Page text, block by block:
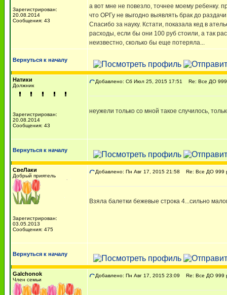
Зарегистрирован:
20.08.2014
Сообщения: 43
а вот мне не повезло, точнее моему ребенку.
что ОРГу не выгодно выявлять брак до
Спасибо за науку. Кстати, показала кед в
расходы, если бы они 100 руб стоили, а так
неизвестно, сколько бы еще потеряла...
Вернуться к началу
Натики
Должник
Зарегистрирован:
20.08.2014
Сообщения: 43
Добавлено: Сб Июл 25, 2015 17:51 Re: Все ДО 999
неужели только со мной такое случилось,
Вернуться к началу
СвеЛаки
Добрый приятель
Зарегистрирован:
03.05.2013
Сообщения: 475
Добавлено: Пн Авг 17, 2015 21:58 Re: Все ДО 999
Взяла балетки бежевые строка 4...сильно
Вернуться к началу
Galchonok
Член семьи
Добавлено: Пн Авг 17, 2015 23:09 Re: Все ДО 999